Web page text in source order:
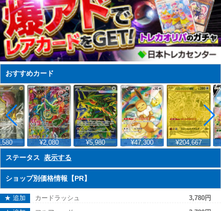
おすすめカード
¥2,080 ¥5,980 ¥47,300 ¥204,667
ステータス 表示する
ショップ別価格情報【PR】
★ 追加 カードラッシュ
3,780円